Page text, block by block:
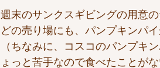
週末のサンクスギビングの用意
どの売り場にも、パンプキンパイ
（ちなみに、コスコのパンプキ
ょっと苦手なので食べたことがな